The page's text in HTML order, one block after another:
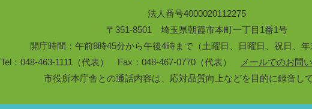
法人番号4000020112275
〒351-8501 埼玉県朝霞市本町一丁目1番1号
開庁時間：午前8時45分から午後4時まで（土曜日、日曜日、祝日、年
Tel：048-463-1111（代表） Fax：048-467-0770（代表）
メールでのお問
市役所本庁舎との通話内容は、応対品質向上などを目的に録音して